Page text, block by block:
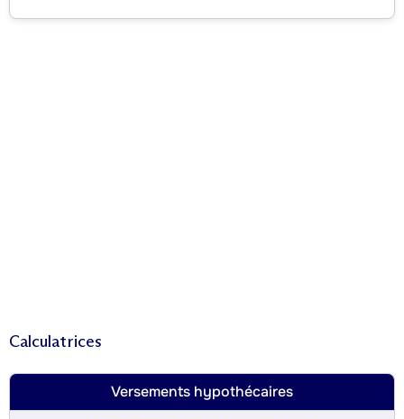
Calculatrices
Versements hypothécaires